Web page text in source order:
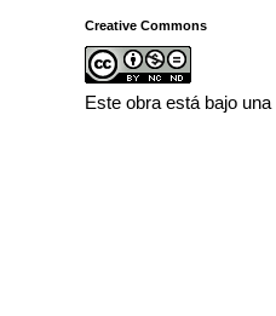
Creative Commons
Este obra está bajo una